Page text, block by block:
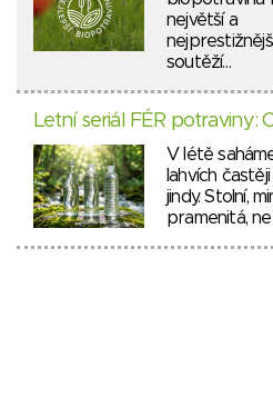
největší a
soutěží…
Letní seriál FÉR potraviny:
V létě
lahvích
jindy. Stolní,
pramenitá,